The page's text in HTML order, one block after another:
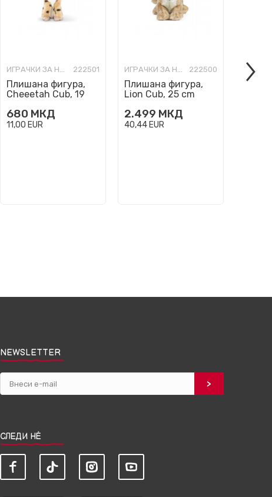
ИГРАЧКИ ЗА НАЈМАЛИ 222501
Плишана фигура,
Cheeetah Cub, 19
680 МКД
11,00 EUR
ИГРАЧКИ ЗА НАЈМАЛИ 222500
Плишана фигура,
Lion Cub, 25 cm
2.499 МКД
40,44 EUR
NEWSLETTER
СЛЕДИ НЀ